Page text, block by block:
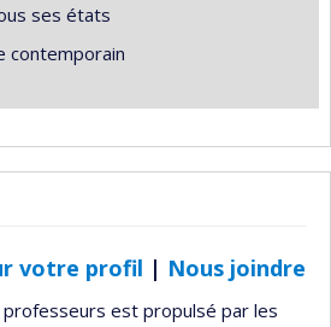
ses états
contemporain
votre profil | Nous joindre
est propulsé par les